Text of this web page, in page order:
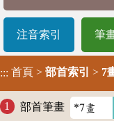
注音索引 筆
::: 首頁 > 部首索引 > 7
部首筆畫